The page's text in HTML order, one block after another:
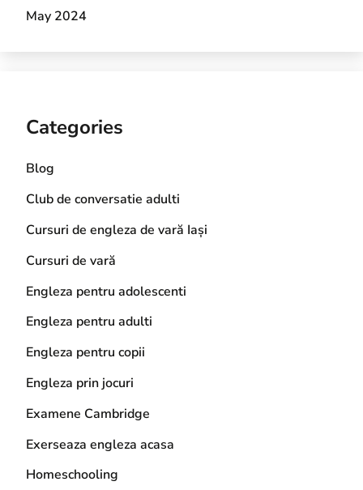
May 2024
Categories
Blog
Club de conversatie adulti
Cursuri de engleza de vară Iași
Cursuri de vară
Engleza pentru adolescenti
Engleza pentru adulti
Engleza pentru copii
Engleza prin jocuri
Examene Cambridge
Exerseaza engleza acasa
Homeschooling